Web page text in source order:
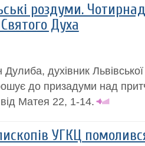
роздуми.
Духа
Дулиба, духівник
до призадуми над
Матея 22, 1-14.
УГКЦ